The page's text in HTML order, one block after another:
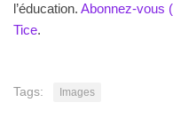
l’éducation. Abonnez-vous
Tice.
Tags: Images